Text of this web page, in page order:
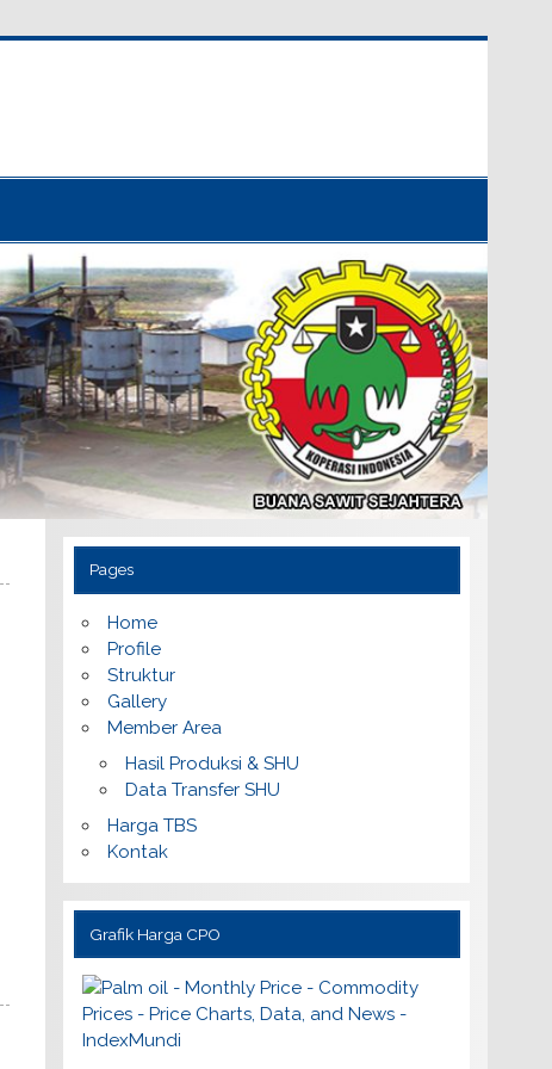
Pages
Home
Profile
Struktur
Gallery
Member Area
Hasil Produksi & SHU
Data Transfer SHU
Harga TBS
Kontak
Grafik Harga CPO